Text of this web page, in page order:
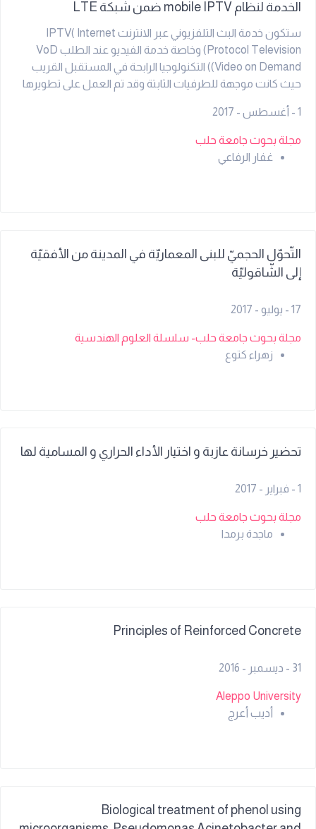
الخدمة لنظام mobile IPTV ضمن شبكة LTE
ستكون خدمة البث التلفزيوني عبر الانترنت IPTV( Internet
Protocol Television) وخاصة خدمة الفيديو عند الطلب VoD
(Video on Demand) التكنولوجيا الرابحة في المستقبل القريب
حيث كانت موجهة للطرفيات الثابتة وقد تم العمل على تطويرها
الفيزيائية في شبكات LTE. تم تقييم الأداء اعتماداً على محاكاة
من خلال معدل خطا البت BER والتأخير الزمني .
1 - أغسطس - 2017
مجلة بحوث جامعة حلب
غفار الرفاعي
التّحوّل الحجميّ للبنى المعماريّة في المدينة من الأفقيّة
إلى الشّاقوليّة
17 - يوليو - 2017
مجلة بحوث جامعة حلب- سلسلة العلوم الهندسية
زهراء كتوع
تحضير خرسانة عازبة و اختيار الأداء الحراري و المسامية لها
1 - فبراير - 2017
مجلة بحوث جامعة حلب
ماجدة برمدا
Principles of Reinforced Concrete
31 - ديسمبر - 2016
Aleppo University
أديب أعرج
Biological treatment of phenol using